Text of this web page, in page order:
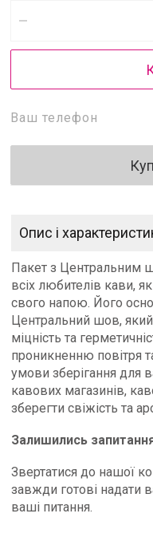
Опис і
Пакет з Центральним
всіх любителів кави,
свого напою. Його
Центральний шов,
міцність та
проникненню повітря
умови зберігання для
кавових магазинів,
зберегти свіжість та
Залишились
Звертатися до нашої
завжди готові надати
ваші питання.